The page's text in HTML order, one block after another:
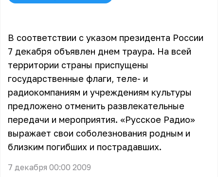
В соответствии с указом президента России
7 декабря объявлен днем траура. На всей
территории страны приспущены
государственные флаги, теле- и
радиокомпаниям и учреждениям культуры
предложено отменить развлекательные
передачи и мероприятия. «Русское Радио»
выражает свои соболезнования родным и
близким погибших и пострадавших.
7 декабря 00:00 2009